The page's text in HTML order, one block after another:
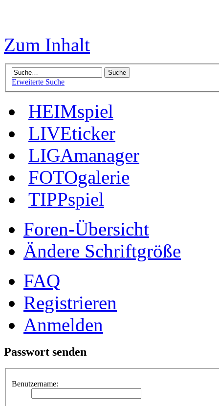
Zum Inhalt
Erweiterte Suche
HEIMspiel
LIVEticker
LIGAmanager
FOTOgalerie
TIPPspiel
Foren-Übersicht
Ändere Schriftgröße
FAQ
Registrieren
Anmelden
Passwort senden
Benutzername: